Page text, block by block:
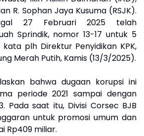
R. Sophan Jaya Kusuma (RSJK).
27 Februari 2025 telah
Sprindik, nomor 13-17 untuk 5
plh Direktur Penyidikan KPK,
Merah Putih, Kamis (13/3/2025).
bahwa dugaan korupsi ini
periode 2021 sampai dengan
Pada saat itu, Divisi Corsec BJB
untuk promosi umum dan
Rp409 miliar.